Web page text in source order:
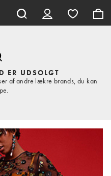
ER UDSOLGT
af andre lækre brands, du kan